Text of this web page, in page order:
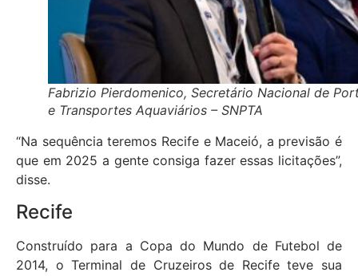
Fabrizio Pierdomenico, Secretário Nacional de
e Transportes Aquaviários – SNPTA
“Na sequência teremos Recife e Maceió, a previsão é
que em 2025 a gente consiga fazer essas licitações”,
disse.
Recife
Construído para a Copa do Mundo de Futebol de
2014, o Terminal de Cruzeiros de Recife teve sua